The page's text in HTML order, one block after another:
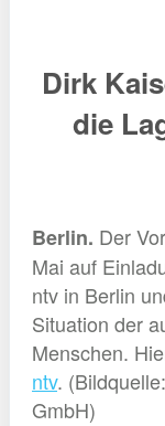
Dirk
die
Berlin. Der
Mai auf
ntv in Berlin
Situation der
Menschen.
ntv.
GmbH)